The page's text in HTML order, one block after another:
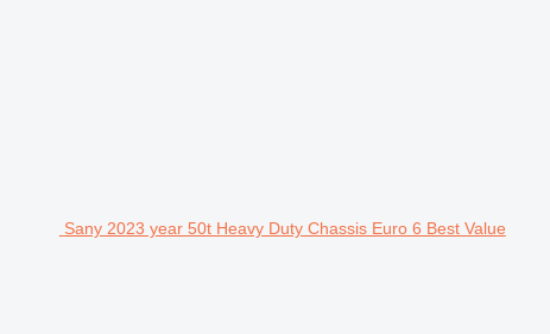
Sany 2023 year 50t Heavy Duty Chassis Euro 6 Best Value